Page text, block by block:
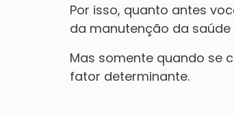
Por isso, quanto antes
da manutenção da
Mas somente quando se
fator determinante.